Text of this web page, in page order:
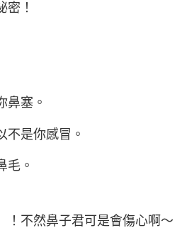
！
鼻塞。
不是你感冒。
毛。
不然鼻子君可是會傷心啊～